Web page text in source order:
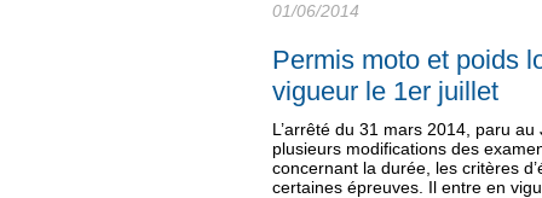
01/06/2014
Permis moto et poids
vigueur le 1er juillet
L’arrêté du 31 mars 2014, paru
plusieurs modifications des
concernant la durée, les critères
certaines épreuves. Il entre en